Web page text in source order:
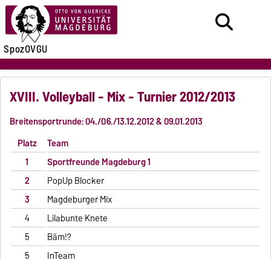
SpozOVGU
XVIII. Volleyball - Mix - Turnier 2012/2013
Breitensportrunde: 04./06./13.12.2012 & 09.01.2013
Platz
Team
1
Sportfreunde Magdeburg 1
2
PopUp Blocker
3
Magdeburger Mix
4
Lilabunte Knete
5
Bäm!?
5
InTeam